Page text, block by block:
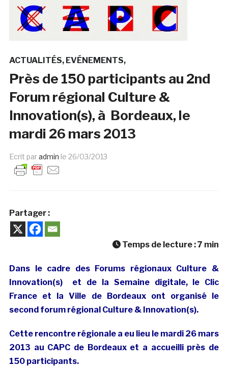
ACTUALITÉS EVÉNEMENTS
Près de 150 participants au 2nd
Forum régional Culture &
Innovation(s), à Bordeaux, le
mardi 26 mars 2013
Ecrit paradmin le 26/03/2013
Partager :
Temps de lecture :7 min
Dans le cadre des Forums régionaux Culture &
Innovation(s) et de la Semaine digitale, le Clic
France et la Ville de Bordeaux ont organisé le
second forum régional Culture & Innovation(s).
Cette rencontre régionale a eu lieu le mardi 26 mars
2013 au CAPC de Bordeaux et a accueilli près de
150 participants.